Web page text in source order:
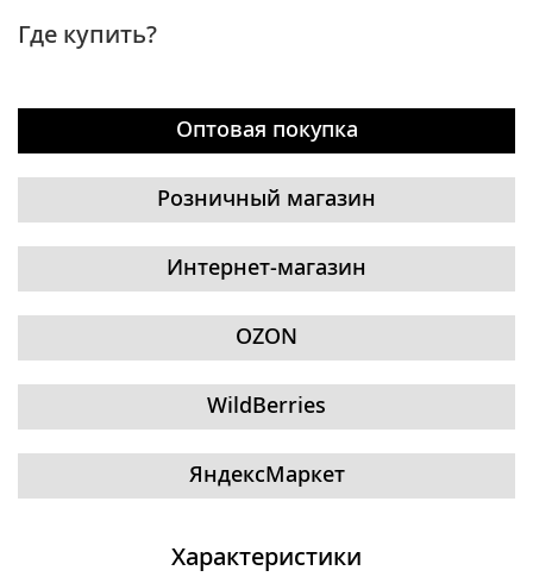
Где купить?
Оптовая покупка
Розничный магазин
Интернет-магазин
OZON
WildBerries
ЯндексМаркет
Характеристики